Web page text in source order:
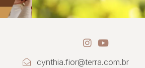
cynthia.fior@terra.com.br